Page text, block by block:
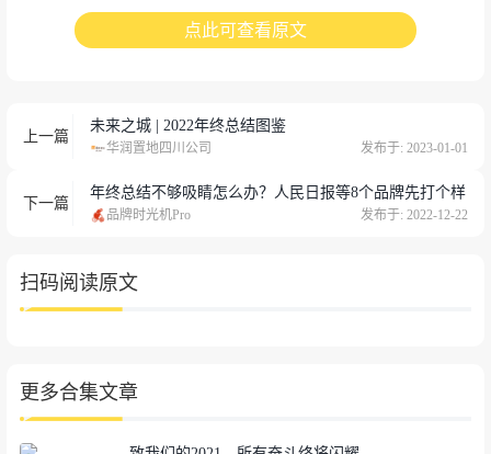
点此可查看原文
上一篇
未来之城 | 2022年终总结图鉴
华润置地四川公司 发布于: 2023-01-01
下一篇
年终总结不够吸睛怎么办？人民日报等8个品牌先打个样
品牌时光机Pro 发布于: 2022-12-22
扫码阅读原文
更多合集文章